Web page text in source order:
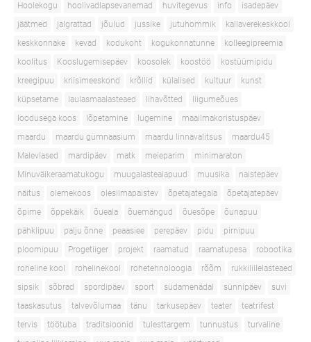
Hoolekogu
hoolivadlapsevanemad huvitegevus info
isadepäev
jäätmed
jalgrattad jõulud jussike jutuhommik
kallaverekeskkool
keskkonnake
kevad kodukoht kogukonnatunne
kolleegipreemia
koolitus
Kooslugemisepäev koosolek koostöö
kostüümipidu
kreegipuu
kriisimeeskond krõllid külalised kultuur
kunst
küpsetame
laulasmaalasteaed lihavõtted
liigumeõues
loodusega koos
lõpetamine lugemine
maailmakoristuspäev
maardu
maardu gümnaasium maardu linnavalitsus
maardu45
Malevlased
mardipäev matk meieparim
minimaraton
Minuväikeraamatukogu
muugalasteaiapuud muusika
naistepäev
näitus
olemekoos olesilmapaistev õpetajategala
õpetajatepäev
õpime
õppekäik õueala õuemängud õuesõpe
õunapuu
pähklipuu
palju õnne peaasiee perepäev pidu
pirnipuu
ploomipuu
Progetiiger projekt raamatud raamatupesa
robootika
roheline kool
rohelinekool rohetehnoloogia rõõm
rukkilillelasteaed
sipsik
sõbrad spordipäev sport südamenädal sünnipäev
suvi
taaskasutus
talvevõlumaa tänu tarkusepäev teater
teatrifest
tervis
töötuba traditsioonid tulesttargem tunnustus
turvaline